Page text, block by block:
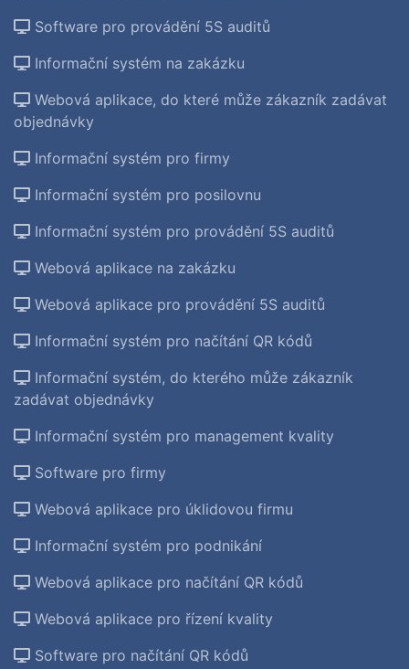
Software pro provádění 5S auditů
Informační systém na zakázku
Webová aplikace, do které může zákazník zadávat
objednávky
Informační systém pro firmy
Informační systém pro posilovnu
Informační systém pro provádění 5S auditů
Webová aplikace na zakázku
Webová aplikace pro provádění 5S auditů
Informační systém pro načítání QR kódů
Informační systém, do kterého může zákazník
zadávat objednávky
Informační systém pro management kvality
Software pro firmy
Webová aplikace pro úklidovou firmu
Informační systém pro podnikání
Webová aplikace pro načítání QR kódů
Webová aplikace pro řízení kvality
Software pro načítání QR kódů